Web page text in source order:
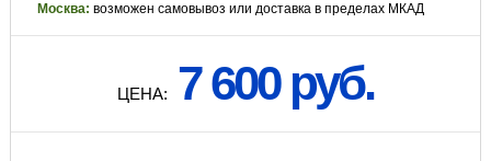
Москва: возможен самовывоз или доставка в пределах МКАД
ЦЕНА: 7 600 руб.